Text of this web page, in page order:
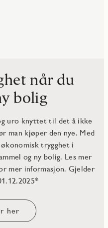
når du
bolig
uro knyttet til det å ikke
man kjøper den nye. Med
trygghet i
og ny bolig. Les mer
mer informasjon. Gjelder
her